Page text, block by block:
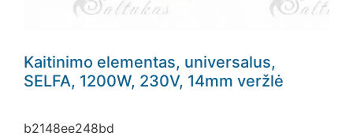
Kaitinimo elementas, universalus,
SELFA, 1200W, 230V, 14mm veržlė
b2148ee248bd